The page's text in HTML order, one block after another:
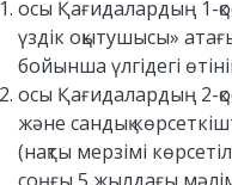
осы Қағидалардың 1-
үздік оқытушысы»
бойынша үлгідегі
осы Қағидалардың 2-
және сандық
(нақты мерзімі